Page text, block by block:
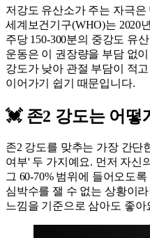
저강도 유산소가 주는 자극
세계보건기구(WHO)는 2020
주당 150-300분의 중강도 유
운동은 이 권장량을 부담 없
강도가 낮아 관절 부담이 적
이어가기 쉽기 때문입니다.
💓 존2 강도는 어떻
존2 강도를 맞추는 가장 간단
여부' 두 가지예요. 먼저 자신
그 60-70% 범위에 들어오도
심박수를 잴 수 없는 상황이
느낌을 기준으로 삼아도 좋아